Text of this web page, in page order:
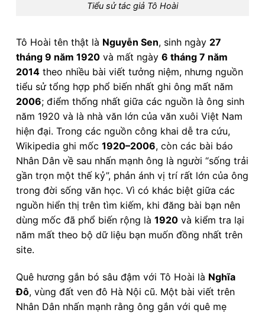
Tiểu sử tác giả Tô Hoài
Tô Hoài tên thật là Nguyễn Sen, sinh ngày 27
tháng 9 năm 1920 và mất ngày 6 tháng 7 năm
2014 theo nhiều bài viết tưởng niệm, nhưng nguồn
tiểu sử tổng hợp phổ biến nhất ghi ông mất năm
2006; điểm thống nhất giữa các nguồn là ông sinh
năm 1920 và là nhà văn lớn của văn xuôi Việt Nam
hiện đại. Trong các nguồn công khai dễ tra cứu,
Wikipedia ghi mốc 1920–2006, còn các bài báo
Nhân Dân về sau nhấn mạnh ông là người “sống trải
gần trọn một thế kỷ”, phản ánh vị trí rất lớn của ông
trong đời sống văn học. Vì có khác biệt giữa các
nguồn hiển thị trên tìm kiếm, khi đăng bài bạn nên
dùng mốc đã phổ biến rộng là 1920 và kiểm tra lại
năm mất theo bộ dữ liệu bạn muốn đồng nhất trên
site.
Quê hương gắn bó sâu đậm với Tô Hoài là Nghĩa
Đô, vùng đất ven đô Hà Nội cũ. Một bài viết trên
Nhân Dân nhấn mạnh rằng ông gắn với quê mẹ